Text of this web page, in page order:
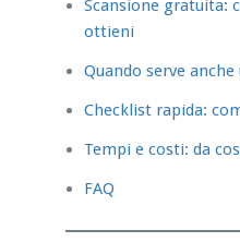
Scansione gratuita:
ottieni
Quando serve
Checklist rapida:
Tempi e costi: da
FAQ